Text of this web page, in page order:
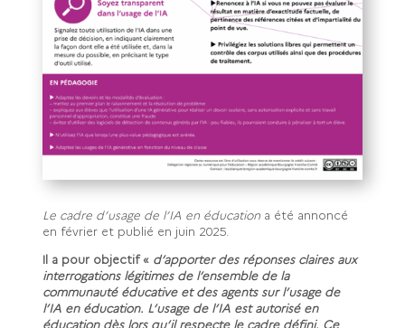
Le cadre d’usage de l’IA en éducation a été annoncé
en février et publié en juin 2025.
Il a pour objectif « d’apporter des réponses claires aux
interrogations légitimes de l’ensemble de la
communauté éducative et des agents sur l’usage de
l’IA en éducation. L’usage de l’IA est autorisé en
éducation dès lors qu’il respecte le cadre défini. Ce